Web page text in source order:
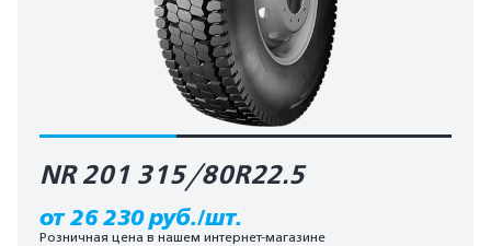
NR 201 315/80R22.5
от 26 230 руб./шт.
Розничная цена в нашем интернет-магазине